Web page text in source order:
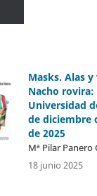
Masks. Alas
Nacho rovira:
Universidad
de diciembre
de 2025
Mª Pilar Panero
18 junio 2025